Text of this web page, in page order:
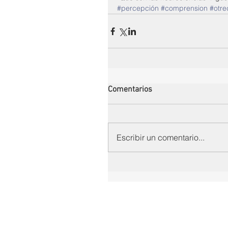
#percepción #comprension
Comentarios
Escribir un comentario...